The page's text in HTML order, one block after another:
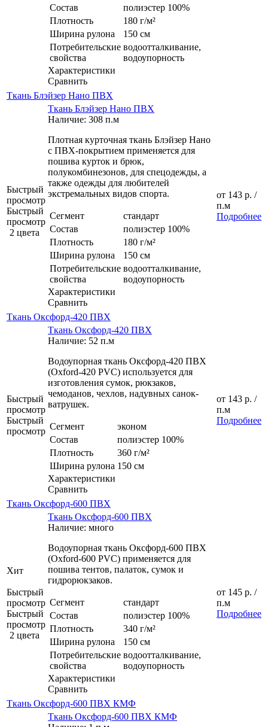
Состав
полиэстер 100%
Плотность
180 г/м²
Ширина рулона
150 см
Потребительские
свойства
водоотталкивание,
водоупорность
Характеристики
Сравнить
Ткань Блэйзер Нано ПВХ
Быстрый
просмотр
Быстрый
просмотр
2 цвета
Ткань Блэйзер Нано ПВХ
Наличие: 308 п.м
Плотная курточная ткань Блэйзер Нано
с ПВХ-покрытием применяется для
пошива курток и брюк,
полукомбинезонов, для спецодежды, а
также одежды для любителей
экстремальных видов спорта.
Сегмент
стандарт
Состав
полиэстер 100%
Плотность
180 г/м²
Ширина рулона
150 см
Потребительские
свойства
водоотталкивание,
водоупорность
Характеристики
Сравнить
от 143 р. /
п.м
Подробнее
Ткань Оксфорд-420 ПВХ
Быстрый
просмотр
Быстрый
просмотр
Ткань Оксфорд-420 ПВХ
Наличие: 52 п.м
Водоупорная ткань Оксфорд-420 ПВХ
(Oxford-420 PVC) используется для
изготовления сумок, рюкзаков,
чемоданов, чехлов, надувных санок-
ватрушек.
Сегмент
эконом
Состав
полиэстер 100%
Плотность
360 г/м²
Ширина рулона 150 см
Характеристики
Сравнить
от 143 р. /
п.м
Подробнее
Ткань Оксфорд-600 ПВХ
Хит
Быстрый
просмотр
Быстрый
просмотр
2 цвета
Ткань Оксфорд-600 ПВХ
Наличие: много
Водоупорная ткань Оксфорд-600 ПВХ
(Oxford-600 PVC) применяется для
пошива тентов, палаток, сумок и
гидрорюкзаков.
Сегмент
стандарт
Состав
полиэстер 100%
Плотность
340 г/м²
Ширина рулона
150 см
Потребительские
свойства
водоотталкивание,
водоупорность
Характеристики
Сравнить
от 145 р. /
п.м
Подробнее
Ткань Оксфорд-600 ПВХ КМФ
Ткань Оксфорд-600 ПВХ КМФ